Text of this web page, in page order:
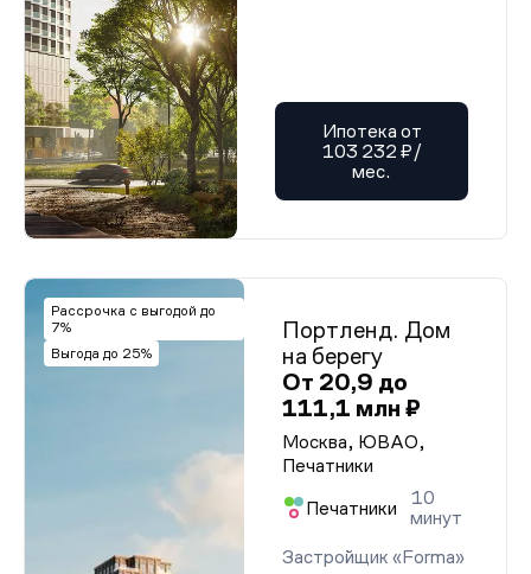
Ипотека от
103 232 ₽/
мес.
Рассрочка с выгодой до
7%
Выгода до 25%
Портленд. Дом
на берегу
От 20,9 до
111,1 млн ₽
Москва, ЮВАО,
Печатники
Печатники
10
минут
Застройщик «Forma»